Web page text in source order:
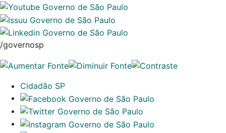
/governosp
Cidadão SP